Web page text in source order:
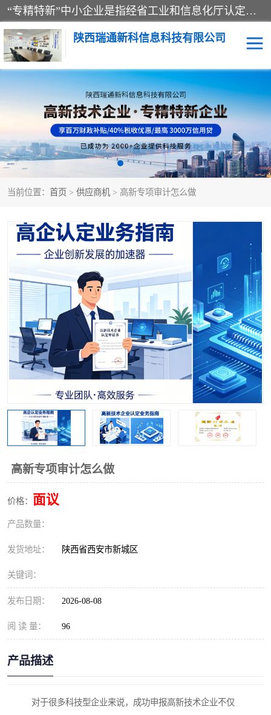
“专精特新”中小企业是指经省工业和信息化厅认定，专注于细分市场、掌握关键核心技术、创新能力强、市场占有率高、质量效益优，在专业化、精细化、特色化、新颖化等方面表现突出的中小企业。
陕西瑞通新科信息科技有限公司
当前位置： 首页 > 供应商机 > 高新专项审计怎么做
高新专项审计怎么做
价格： 面议
产品数量：
发货地址： 陕西省西安市新城区
关键词：
发布日期： 2026-08-08
阅 读 量： 96
产品描述
对于很多科技型企业来说，成功申报高新技术企业不仅